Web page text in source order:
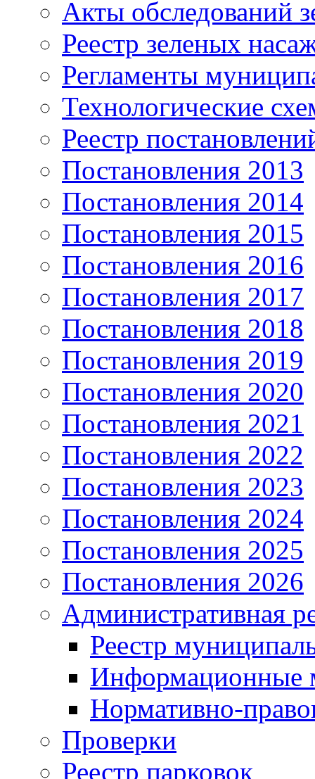
Акты обследований
Реестр зеленых
Регламенты
Технологические
Реестр
Постановления 2013
Постановления 2014
Постановления 2015
Постановления 2016
Постановления 2017
Постановления 2018
Постановления 2019
Постановления 2020
Постановления 2021
Постановления 2022
Постановления 2023
Постановления 2024
Постановления 2025
Постановления 2026
Административная
Реестр
Информационные
Нормативно-
Проверки
Реестр парковок